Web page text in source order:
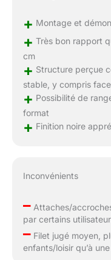
+ Montage et
+ Très bon rapport
cm
+ Structure perçue
stable, y compris
+ Possibilité de
format
+ Finition noire
Inconvénients
–Attaches/
par certains
–Filet jugé moyen,
enfants/loisir qu’à